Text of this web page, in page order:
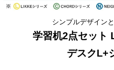
シンプルデザイン
学習机2点セット
デスクL+